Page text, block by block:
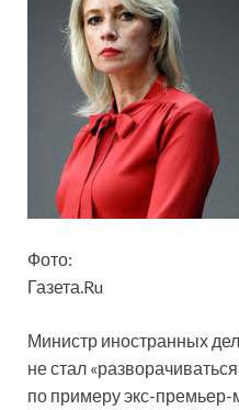
Фото:
Газета.Ru
Министр иностранных
не стал
по примеру экс-премьер-